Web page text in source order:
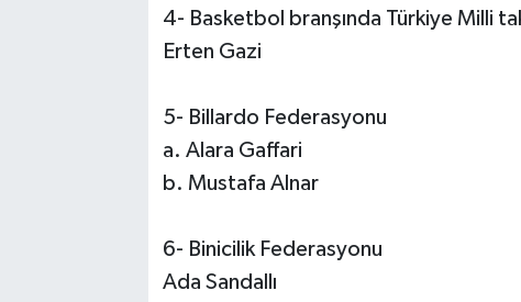
4- Basketbol branşında Türkiye Milli
Erten Gazi
5- Billardo Federasyonu
a. Alara Gaffari
b. Mustafa Alnar
6- Binicilik Federasyonu
Ada Sandallı